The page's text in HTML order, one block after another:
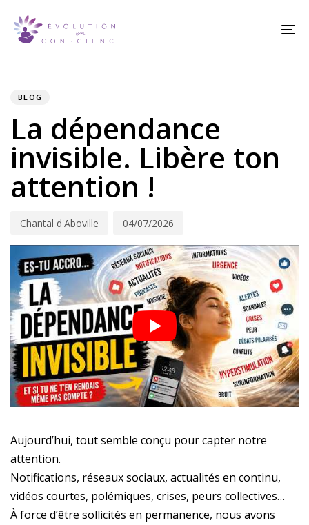
links to
content
BLOG
La dépendance
invisible. Libère ton
attention !
Chantal d'Aboville 04/07/2026
Aujourd’hui, tout semble conçu pour capter notre
attention.
Notifications, réseaux sociaux, actualités en continu,
vidéos courtes, polémiques, crises, peurs collectives…
À force d’être sollicités en permanence, nous avons